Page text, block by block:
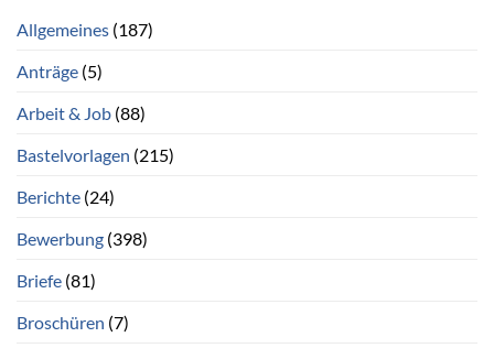
Allgemeines (187)
Anträge (5)
Arbeit & Job (88)
Bastelvorlagen (215)
Berichte (24)
Bewerbung (398)
Briefe (81)
Broschüren (7)